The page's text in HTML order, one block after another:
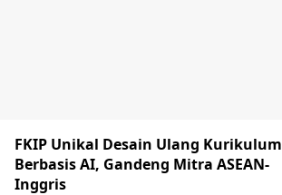
FKIP Unikal Desain Ulang Kurikulum
Berbasis AI, Gandeng Mitra ASEAN-
Inggris